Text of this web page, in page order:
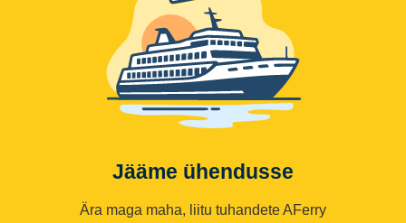
Jääme ühendusse
Ära maga maha, liitu tuhandete AFerry